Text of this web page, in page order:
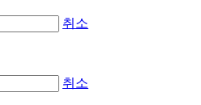
취소
취소